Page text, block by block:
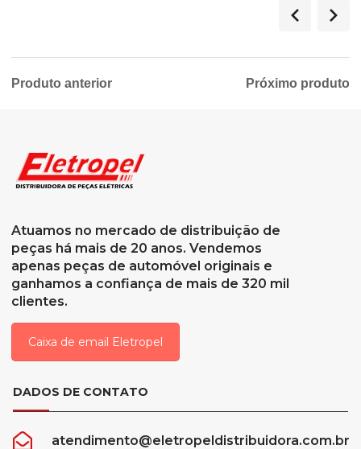
Produto anterior Próximo produto
Atuamos no mercado de distribuição de
peças há mais de 20 anos. Vendemos
apenas peças de automóvel originais e
ganhamos a confiança de mais de 320 mil
clientes.
Caixa de email Eletropel
DADOS DE CONTATO
atendimento@eletropeldistribuidora.com.br